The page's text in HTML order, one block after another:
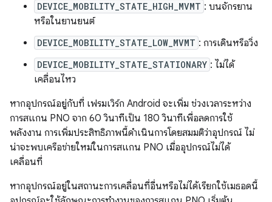
DEVICE_MOBILITY_STATE_HIGH_MVMT : บนจักรยาน
หรือในยานยนต์
DEVICE_MOBILITY_STATE_LOW_MVMT : การเดินหรือวิ่ง
DEVICE_MOBILITY_STATE_STATIONARY : ไม่ได้
เคลื่อนไหว
หากอุปกรณ์อยู่กับที่ เฟรมเวิร์ก Android จะเพิ่ม ช่วงเวลาระหว่าง
การสแกน PNO จาก 60 วินาทีเป็น 180 วินาทีเพื่อลดการใช้
พลังงาน การเพิ่มประสิทธิภาพนี้ดำเนินการโดยสมมติว่าอุปกรณ์ ไม่
น่าจะพบเครือข่ายใหม่ในการสแกน PNO เมื่ออุปกรณ์ไม่ได้
เคลื่อนที่
หากอุปกรณ์อยู่ในสถานะการเคลื่อนที่อื่นหรือไม่ได้เรียกใช้เมธอดนี้